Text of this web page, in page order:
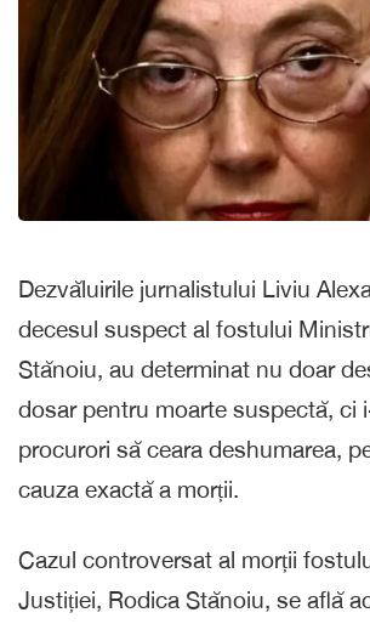
Dezvăluirile jurnalistului Liviu
decesul suspect al fostului
Stănoiu, au determinat nu doar
dosar pentru moarte suspectă, ci
procurori să ceara deshumarea,
cauza exactă a morții.
Cazul controversat al morții
Justiției, Rodica Stănoiu, se află